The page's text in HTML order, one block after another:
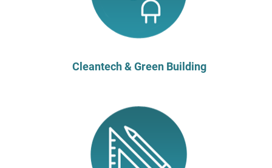
Cleantech & Green Building